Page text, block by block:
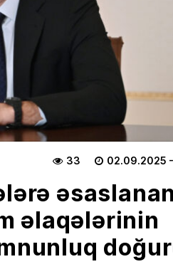
02.09.2025
33
əsaslanan
əlaqələrinin